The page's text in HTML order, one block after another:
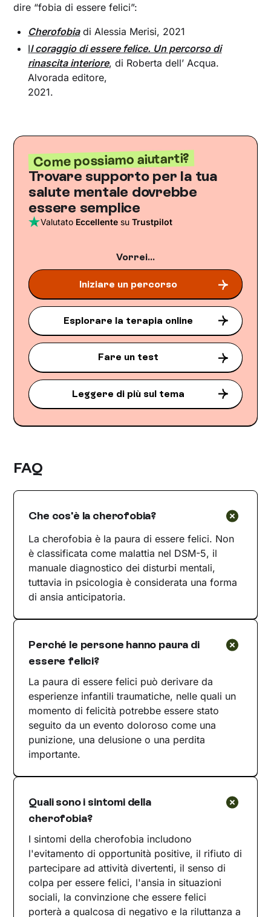
dire “fobia di essere felici”:
Cherofobiadi Alessia Merisi, 2021
Il coraggio di essere felice. Un percorso di
rinascita interiore, di Roberta dell’ Acqua.
Alvorada editore,
2021.
Come possiamo aiutarti?
Trovare supporto per la tua
salute mentale dovrebbe
essere semplice
Valutato Eccellente suTrustpilot
Vorrei...
Iniziare un percorso
Esplorare la terapia online
Fare un test
Leggere di più sul tema
FAQ
Che cos'è la cherofobia?
La cherofobia è la paura di essere felici. Non
è classificata come malattia nel DSM-5, il
manuale diagnostico dei disturbi mentali,
tuttavia in psicologia è considerata una forma
di ansia anticipatoria.
Perché le persone hanno paura di
essere felici?
La paura di essere felici può derivare da
esperienze infantili traumatiche, nelle quali un
momento di felicità potrebbe essere stato
seguito da un evento doloroso come una
punizione, una delusione o una perdita
importante.
Quali sono i sintomi della
cherofobia?
I sintomi della cherofobia includono
l'evitamento di opportunità positive, il rifiuto di
partecipare ad attività divertenti, il senso di
colpa per essere felici, l'ansia in situazioni
sociali, la convinzione che essere felici
porterà a qualcosa di negativo e la riluttanza a